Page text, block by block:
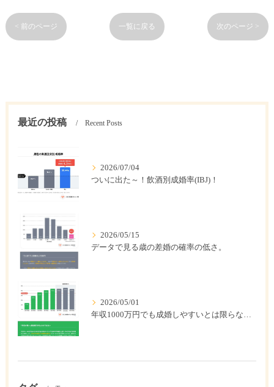
< 前のページ 一覧に戻る 次のページ >
最近の投稿 Recent Posts
2026/07/04
ついに出た～！飲酒別成婚率(IBJ)！
2026/05/15
データで見る歳の差婚の確率の低さ。
2026/05/01
年収1000万円でも成婚しやすいとは限らない? 「年収帯別の成婚率」のリアル